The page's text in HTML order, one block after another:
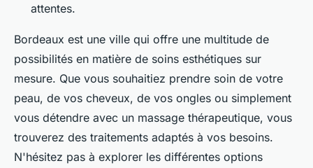
attentes.
Bordeaux est une ville qui offre une multitude de
possibilités en matière de soins esthétiques sur
mesure. Que vous souhaitiez prendre soin de votre
peau, de vos cheveux, de vos ongles ou simplement
vous détendre avec un massage thérapeutique, vous
trouverez des traitements adaptés à vos besoins.
N'hésitez pas à explorer les différentes options